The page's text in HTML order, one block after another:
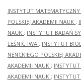
INSTYTUT MATEMATYCZNY
POLSKIEJ AKADEMII NAUK ;
NAUK ; INSTYTUT BADAŃ
LEŚNICTWA ; INSTYTUT
NENCKIEGO POLSKIEJ
AKADEMII NAUK ;
AKADEMII NAUK ;